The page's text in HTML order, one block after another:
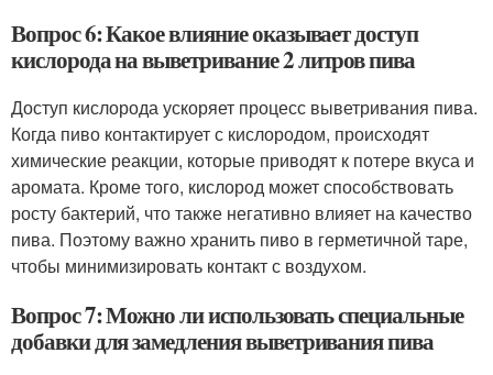
Вопрос 6: Какое влияние оказывает доступ
кислорода на выветривание 2 литров пива
Доступ кислорода ускоряет процесс выветривания пива.
Когда пиво контактирует с кислородом, происходят
химические реакции, которые приводят к потере вкуса и
аромата. Кроме того, кислород может способствовать
росту бактерий, что также негативно влияет на качество
пива. Поэтому важно хранить пиво в герметичной таре,
чтобы минимизировать контакт с воздухом.
Вопрос 7: Можно ли использовать специальные
добавки для замедления выветривания пива